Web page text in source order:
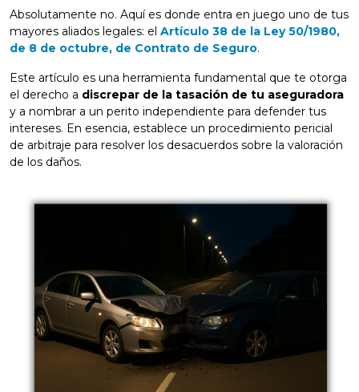
Absolutamente no. Aquí es donde entra en juego uno de tus
mayores aliados legales: el Artículo 38 de la Ley 50/1980,
de 8 de octubre, de Contrato de Seguro.
Este artículo es una herramienta fundamental que te otorga
el derecho a discrepar de la tasación de tu aseguradora
y a nombrar a un perito independiente para defender tus
intereses. En esencia, establece un procedimiento pericial
de arbitraje para resolver los desacuerdos sobre la valoración
de los daños.